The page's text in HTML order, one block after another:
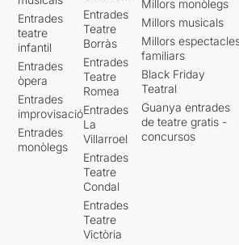
Entrades
teatre
infantil
Entrades
òpera
Entrades
improvisació
Entrades
monòlegs
Entrades
Teatre
Borràs
Entrades
Teatre
Romea
Entrades
La
Villarroel
Entrades
Teatre
Condal
Entrades
Teatre
Victòria
Millors monòlegs
Millors musicals
Millors
familiars
Black Friday
Teatral
Guanya entrades
de teatre gratis -
concursos